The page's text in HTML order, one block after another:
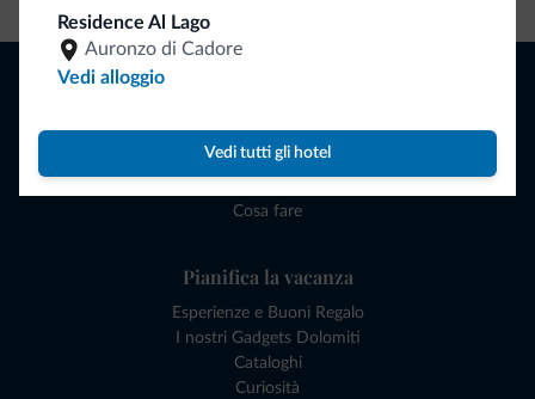
Residence Al Lago
Auronzo di Cadore
Vedi alloggio
Vedi tutti gli hotel
Offerte
Cosa fare
Pianifica la vacanza
Esperienze e Buoni Regalo
I nostri Gadgets Dolomiti
Cataloghi
Curiosità